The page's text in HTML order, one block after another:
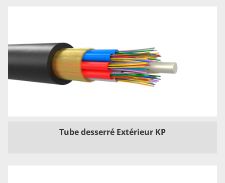
Tube desserré Extérieur KP